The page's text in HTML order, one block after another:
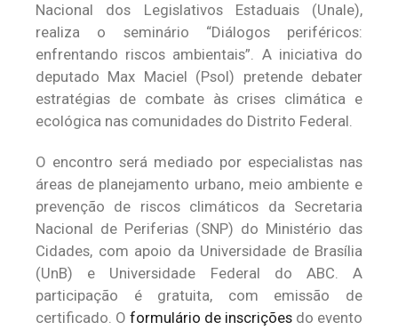
Nacional dos Legislativos Estaduais (Unale),
realiza o seminário “Diálogos periféricos:
enfrentando riscos ambientais”. A iniciativa do
deputado Max Maciel (Psol) pretende debater
estratégias de combate às crises climática e
ecológica nas comunidades do Distrito Federal.
O encontro será mediado por especialistas nas
áreas de planejamento urbano, meio ambiente e
prevenção de riscos climáticos da Secretaria
Nacional de Periferias (SNP) do Ministério das
Cidades, com apoio da Universidade de Brasília
(UnB) e Universidade Federal do ABC. A
participação é gratuita, com emissão de
certificado. O formulário de inscrições do evento